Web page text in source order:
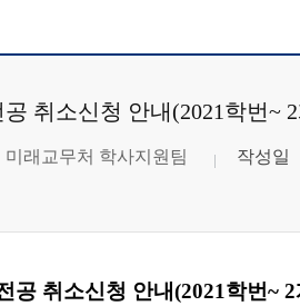
공 취소신청 안내(2021학번~
미래교무처 학사지원팀 작성일
공 취소신청 안내(2021학번~ 2